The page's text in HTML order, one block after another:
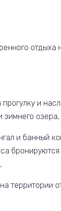
отдыха
прогулку и
зимнего озера,
и банный
территории